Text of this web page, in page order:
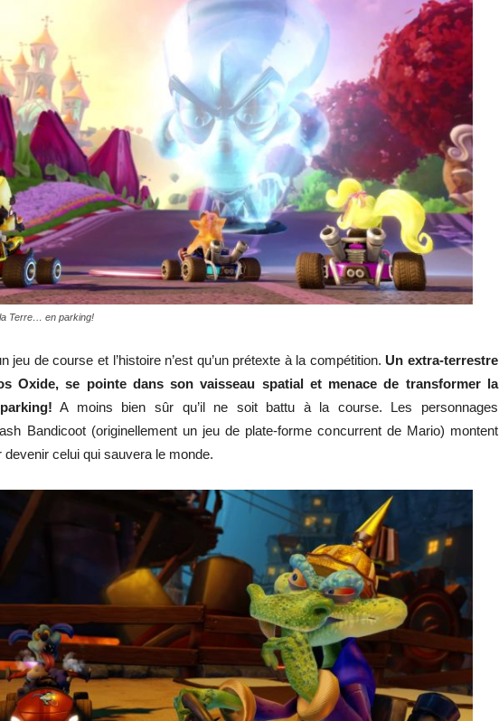
Terre… en parking!
jeu de course et l’histoire n’est qu’un prétexte à la compétition. Un extra-terrestre
Oxide, se pointe dans son vaisseau spatial et menace de transformer la
A moins bien sûr qu’il ne soit battu à la course. Les personnages
Bandicoot (originellement un jeu de plate-forme concurrent de Mario) montent
celui qui sauvera le monde.